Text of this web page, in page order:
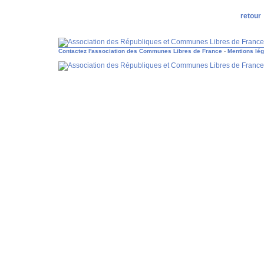
retour
Contactez l'association des Communes Libres de France - Mentions